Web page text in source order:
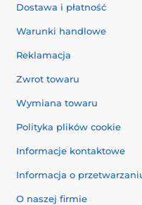
Dostawa i płatność
Warunki handlowe
Reklamacja
Zwrot towaru
Wymiana towaru
Polityka plików cookie
Informacje kontaktowe
Informacja o
O naszej firmie